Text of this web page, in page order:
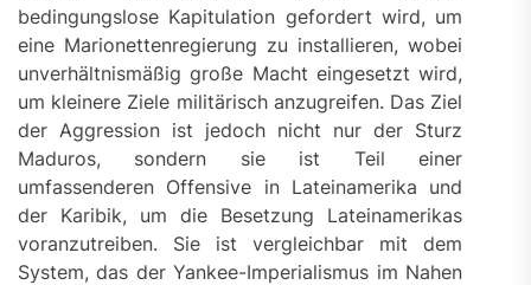
bedingungslose Kapitulation gefordert wird, um
eine Marionettenregierung zu installieren, wobei
unverhältnismäßig große Macht eingesetzt wird,
um kleinere Ziele militärisch anzugreifen. Das Ziel
der Aggression ist jedoch nicht nur der Sturz
Maduros, sondern sie ist Teil einer
umfassenderen Offensive in Lateinamerika und
der Karibik, um die Besetzung Lateinamerikas
voranzutreiben. Sie ist vergleichbar mit dem
System, das der Yankee-Imperialismus im Nahen